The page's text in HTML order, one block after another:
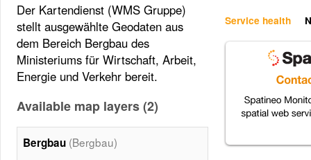
Service health
Der Kartendienst (WMS Gruppe)
stellt ausgewählte Geodaten aus
dem Bereich Bergbau des
Ministeriums für Wirtschaft, Arbeit,
Energie und Verkehr bereit.
Available map layers (2)
Bergbau (Bergbau)